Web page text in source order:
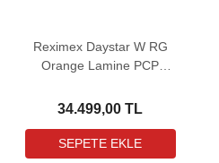
Reximex Daystar W RG
Orange Lamine PCP
34.499,00 TL